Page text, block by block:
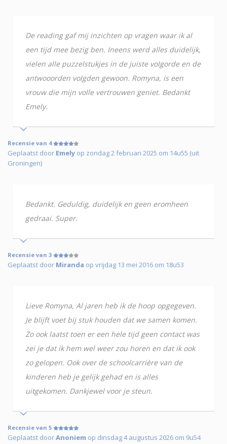
De reading gaf mij inzichten op vragen waar ik al
een tijd mee bezig ben. Ineens werd alles duidelijk,
vielen alle puzzelstukjes in de juiste volgorde en de
antwooorden volgden gewoon. Romyna, is een
vrouw die mijn volle vertrouwen geniet. Bedankt
Emely.
Recensie van 4
Geplaatst door Emely op zondag 2 februari 2025 om 14u55 (uit
Groningen)
Bedankt. Geduldig, duidelijk en geen eromheen
gedraai. Super.
Recensie van 3
Geplaatst door Miranda op vrijdag 13 mei 2016 om 18u53
Lieve Romyna, Al jaren heb ik de hoop opgegeven.
Je blijft voet bij stuk houden dat we samen komen.
Zo ook laatst toen er een hele tijd geen contact was
zei je dat ik hem wel weer zou horen en dat ik ook
zo gelopen. Ook over de schoolcarrière van de
kinderen heb je gelijk gehad en is alles
uitgekomen. Dankjewel voor je steun.
Recensie van 5
Geplaatst doorAnoniem op dinsdag 4 augustus 2026 om 9u54